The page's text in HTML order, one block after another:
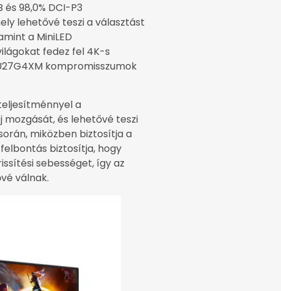
98,0% DCI-P3
lehetővé teszi a választást
a MiniLED
fedez fel 4K-s
kompromisszumok
a
és lehetővé teszi
miközben biztosítja a
biztosítja, hogy
sebességet, így az
válnak.